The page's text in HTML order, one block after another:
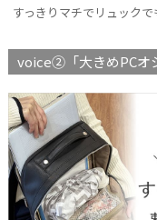
すっきりマチでリュック
voice②「大きめPCオ